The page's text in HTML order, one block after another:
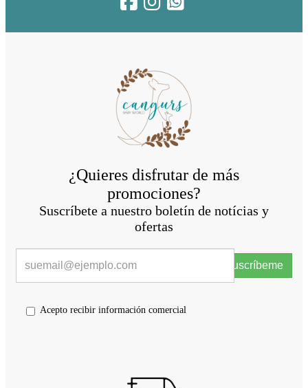
¿Quieres disfrutar de más
promociones?
Suscríbete a nuestro boletín de notícias y
ofertas
Suscríbeme
Acepto recibir información comercial